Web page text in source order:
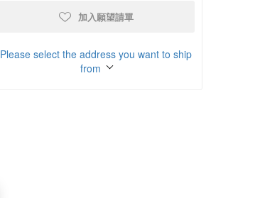
加入願望請單
Please select the address you want to ship
from